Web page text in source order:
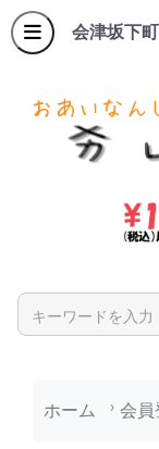
会津坂下
商品名やキーワ
ホーム 会員